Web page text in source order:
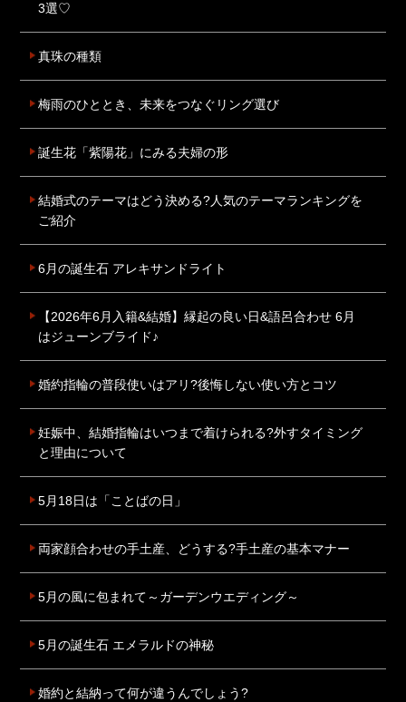
3選♡
真珠の種類
梅雨のひととき、未来をつなぐリング選び
誕生花「紫陽花」にみる夫婦の形
結婚式のテーマはどう決める?人気のテーマランキングを
ご紹介
6月の誕生石 アレキサンドライト
【2026年6月入籍&結婚】縁起の良い日&語呂合わせ 6月
はジューンブライド♪
婚約指輪の普段使いはアリ?後悔しない使い方とコツ
妊娠中、結婚指輪はいつまで着けられる?外すタイミング
と理由について
5月18日は「ことばの日」
両家顔合わせの手土産、どうする?手土産の基本マナー
5月の風に包まれて～ガーデンウエディング～
5月の誕生石 エメラルドの神秘
婚約と結納って何が違うんでしょう?